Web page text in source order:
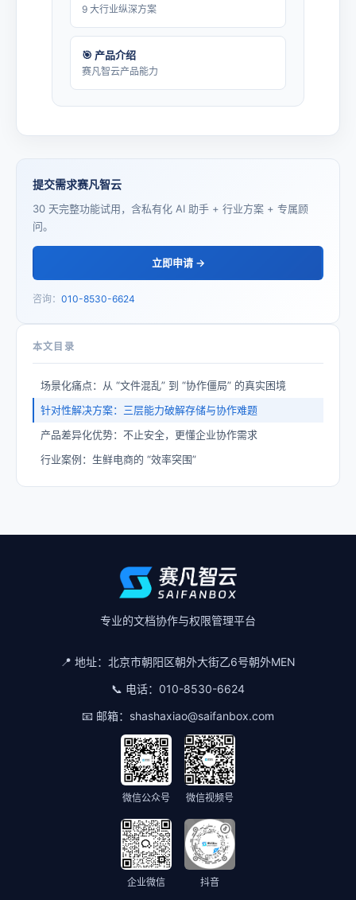
9 大行业纵深方案
🎯 产品介绍
赛凡智云产品能力
提交需求赛凡智云
30 天完整功能试用，含私有化 AI 助手 + 行业方案 + 专属顾
问。
立即申请 →
咨询： 010-8530-6624
本文目录
场景化痛点：从 “文件混乱” 到 “协作僵局” 的真实困境
针对性解决方案：三层能力破解存储与协作难题
产品差异化优势：不止安全，更懂企业协作需求
行业案例：生鲜电商的 “效率突围”
专业的文档协作与权限管理平台
📍 地址： 北京市朝阳区朝外大街乙6号朝外MEN
📞 电话： 010-8530-6624
📧 邮箱： shashaxiao@saifanbox.com
微信公众号 微信视频号
企业微信 抖音